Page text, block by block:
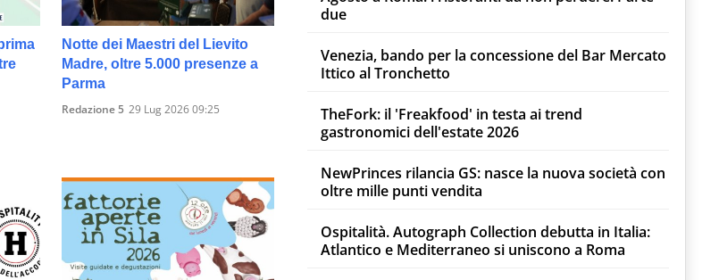
Notte dei Maestri del Lievito
Madre, oltre 5.000 presenze a
Parma
Redazione 5 29 Lug 2026 09:25
due
Venezia, bando per la concessione del Bar Mercato
Ittico al Tronchetto
TheFork: il 'Freakfood' in testa ai trend
gastronomici dell'estate 2026
NewPrinces rilancia GS: nasce la nuova società con
oltre mille punti vendita
Ospitalità. Autograph Collection debutta in Italia:
Atlantico e Mediterraneo si uniscono a Roma